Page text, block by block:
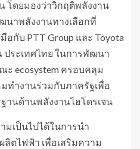
โดยมองว่าวิกฤติพลังงาน
นาพลังงานทางเลือกที่
กับ PTT Group และ Toyota
ประเทศไทย ในการพัฒนา
ะ ecosystem ครอบคลุม
ทำงานร่วมกับภาครัฐเพื่อ
นด้านพลังงานไฮโดรเจน
มเป็นไปได้ในการนำ
ลิตไฟฟ้า เพื่อเสริมความ